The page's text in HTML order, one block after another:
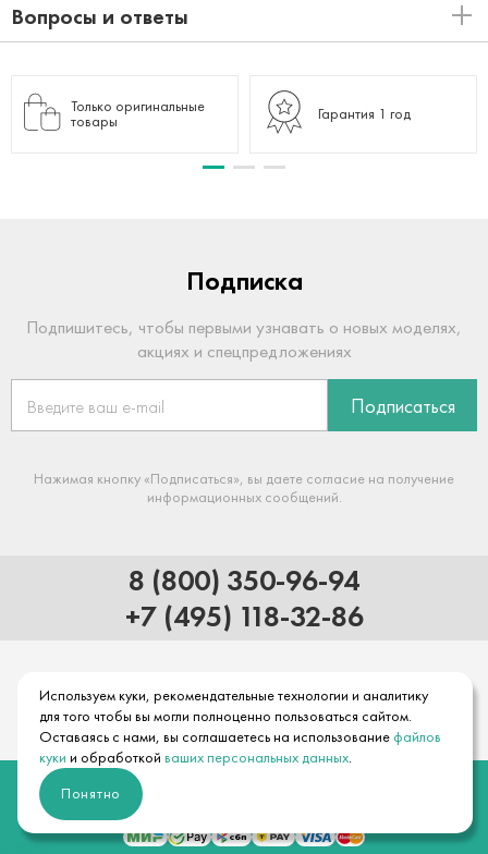
Используем куки, рекомендательные технологии и аналитику
для того чтобы вы могли полноценно пользоваться сайтом.
Оставаясь с нами, вы соглашаетесь на использование файлов
куки и обработкой ваших персональных данных.
Понятно
Вопросы и ответы
Только оригинальные
товары
Гарантия 1 год
Подписка
Подпишитесь, чтобы первыми узнавать о новых моделях,
акциях и спецпредложениях
Подписаться
Нажимая кнопку «Подписаться», вы даете согласие на получение
информационных сообщений.
8 (800) 350-96-94
+7 (495) 118-32-86
© 2026 Официальный интернет-магазин hansgrohe
Положение об обработке и защите персональных данных